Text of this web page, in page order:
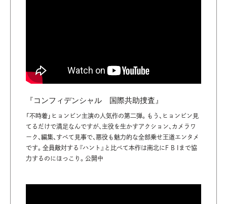
『コンフィデンシャル 国際共助捜査』
「不時着」ヒョンビン主演の人気作の第二弾。もう、ヒョンビン見
てるだけで満足なんですが、主役を生かすアクション、カメラワ
ーク、編集、すべて見事で、悪役も魅力的な全部乗せ王道エンタメ
です。全員敵対する『ハント』と比べて本作は南北にF B Iまで協
力するのにほっこり。公開中